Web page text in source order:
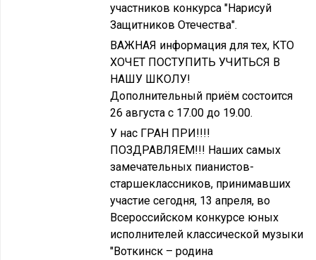
участников конкурса "Нарисуй
Защитников Отечества".
ВАЖНАЯ информация для тех, КТО
ХОЧЕТ ПОСТУПИТЬ УЧИТЬСЯ В
НАШУ ШКОЛУ!
Дополнительный приём состоится
26 августа с 17.00 до 19.00.
У нас ГРАН ПРИ!!!!
ПОЗДРАВЛЯЕМ!!! Наших самых
замечательных пианистов-
старшеклассников, принимавших
участие сегодня, 13 апреля, во
Всероссийском конкурсе юных
исполнителей классической музыки
"Воткинск – родина